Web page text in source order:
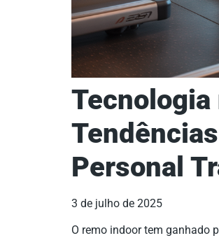
Tecnologia
Personal
3 de julho de 2025
O remo indoor tem ganhado